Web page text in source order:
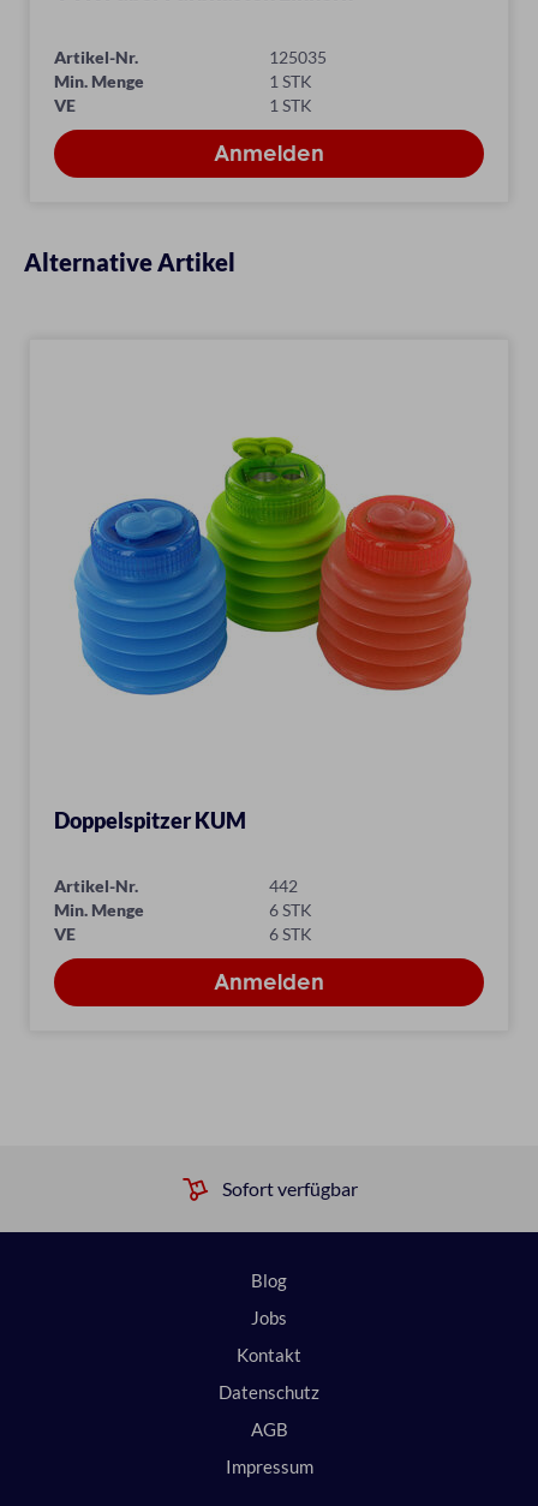
Artikel-Nr.
125035
Min. Menge
1 STK
VE
1 STK
Alternative Artikel
Doppelspitzer KUM
Artikel-Nr.
442
Min. Menge
6 STK
VE
6 STK
Sofort verfügbar
Blog
Jobs
Kontakt
Datenschutz
AGB
Impressum